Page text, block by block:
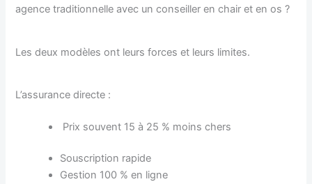
agence traditionnelle avec un conseiller en chair et en os ?
Les deux modèles ont leurs forces et leurs limites.
L’assurance directe :
Prix souvent 15 à 25 % moins chers
Souscription rapide
Gestion 100 % en ligne